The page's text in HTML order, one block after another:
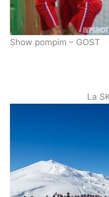
Show pompim – GOST
La